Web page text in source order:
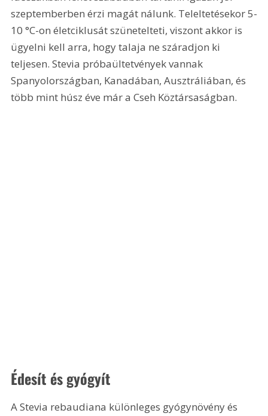
szeptemberben érzi magát nálunk. Teleltetésekor 5-
10 °C-on életciklusát szünetelteti, viszont akkor is
ügyelni kell arra, hogy talaja ne száradjon ki
teljesen. Stevia próbaültetvények vannak
Spanyolországban, Kanadában, Ausztráliában, és
több mint húsz éve már a Cseh Köztársaságban.
Édesít és gyógyít
A Stevia rebaudiana különleges gyógynövény és